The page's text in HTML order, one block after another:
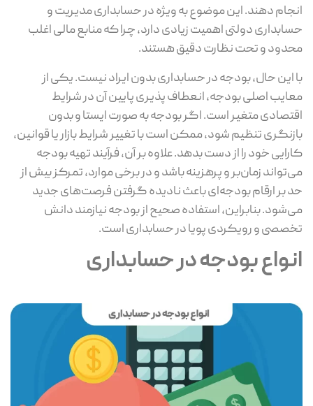
انجام دهند. این موضوع به ویژه در حسابداری مدیریت و
حسابداری دولتی اهمیت زیادی دارد، چرا که منابع مالی اغلب
محدود و تحت نظارت دقیق هستند.
با این حال، بودجه در حسابداری بدون ایراد نیست. یکی از
معایب اصلی بودجه، انعطاف‌ پذیری پایین آن در شرایط
اقتصادی متغیر است. اگر بودجه به‌ صورت ایستا و بدون
بازنگری تنظیم شود، ممکن است با تغییر شرایط بازار یا قوانین،
کارایی خود را از دست بدهد. علاوه بر آن، فرآیند تهیه بودجه
می‌تواند زمان‌بر و پرهزینه باشد و در برخی موارد، تمرکز بیش‌ از
حد بر ارقام بودجه‌ای باعث نادیده گرفتن فرصت‌های جدید
می‌شود. بنابراین، استفاده صحیح از بودجه نیازمند دانش
تخصصی و رویکردی پویا در حسابداری است.
انواع بودجه در حسابداری